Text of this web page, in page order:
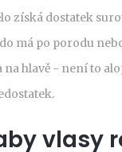
získá dostatek
má po porodu
na hlavě - není to
vlasy